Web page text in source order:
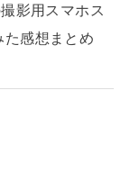
影用スマホス
た感想まとめ